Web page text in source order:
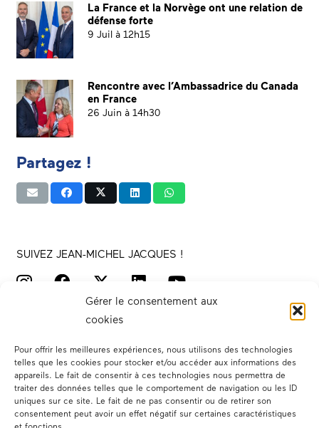
Gérer le consentement aux
cookies
Pour offrir les meilleures expériences, nous utilisons des technologies
telles que les cookies pour stocker et/ou accéder aux informations des
appareils. Le fait de consentir à ces technologies nous permettra de
traiter des données telles que le comportement de navigation ou les ID
uniques sur ce site. Le fait de ne pas consentir ou de retirer son
consentement peut avoir un effet négatif sur certaines caractéristiques
La France et la Norvège ont une relation de
défense forte
9 Juil à 12h15
Rencontre avec l’Ambassadrice du Canada
en France
26 Juin à 14h30
Partagez !
SUIVEZ JEAN-MICHEL JACQUES !
Votre député